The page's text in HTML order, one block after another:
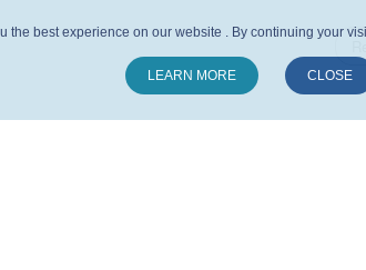
the best experience on our website . By continuing your
LEARN MORE CLOSE